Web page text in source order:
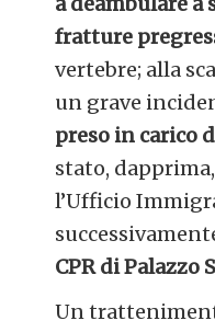
fratture
vertebre; alla
un grave
preso in carico
stato,
l’Ufficio
CPR di Palazzo
Un